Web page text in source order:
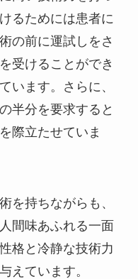
るためには患者に
の前に運試しをさ
受けることができ
います。さらに、
半分を要求すると
際立たせていま
を持ちながらも、
間味あふれる一面
格と冷静な技術力
えています。